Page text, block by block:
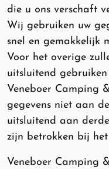
die u ons verschaft
Wij gebruiken uw
snel en gemakkelijk
Voor het overige
uitsluitend
Veneboer Camping
gegevens niet aan
uitsluitend aan
zijn betrokken bij
Veneboer Camping